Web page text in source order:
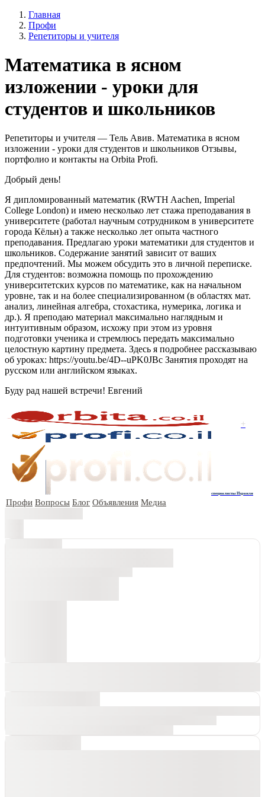
Главная
Профи
Репетиторы и учителя
Математика в ясном
изложении - уроки для
студентов и школьников
Репетиторы и учителя — Тель Авив. Математика в ясном
изложении - уроки для студентов и школьников Отзывы,
портфолио и контакты на Orbita Profi.
Добрый день!
Я дипломированный математик (RWTH Aachen, Imperial
College London) и имею несколько лет стажа преподавания в
университете (работал научным сотрудником в университете
города Кёльн) а также несколько лет опыта частного
преподавания. Предлагаю уроки математики для студентов и
школьников. Содержание занятий зависит от ваших
предпочтений. Мы можем обсудить это в личной переписке.
Для студентов: возможна помощь по прохождению
университетских курсов по математике, как на начальном
уровне, так и на более специализированном (в областях мат.
анализ, линейная алгебра, стохастика, нумерика, логика и
др.). Я преподаю материал максимально наглядным и
интуитивным образом, исхожу при этом из уровня
подготовки ученика и стремлюсь передать максимально
целостную картину предмета. Здесь я подробнее рассказываю
об уроках: https://youtu.be/4D--uPK0JBc Занятия проходят на
русском или английском языках.
Буду рад нашей встречи! Евгений
+
специалисты Израиля
Профи Вопросы Блог Объявления Медиа